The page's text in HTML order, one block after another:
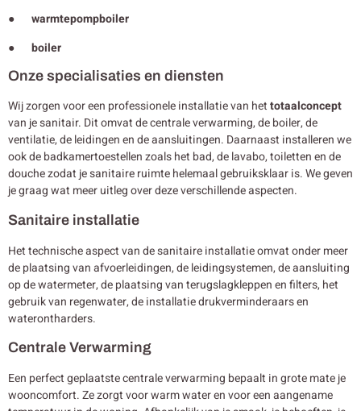
● warmtepompboiler
● boiler
Onze specialisaties en diensten
Wij zorgen voor een professionele installatie van hettotaalconcept
van je sanitair. Dit omvat de centrale verwarming, de boiler, de
ventilatie, de leidingen en de aansluitingen. Daarnaast installeren we
ook de badkamertoestellen zoals het bad, de lavabo, toiletten en de
douche zodat je sanitaire ruimte helemaal gebruiksklaar is. We geven
je graag wat meer uitleg over deze verschillende aspecten.
Sanitaire installatie
Het technische aspect van de sanitaire installatie omvat onder meer
de plaatsing van afvoerleidingen, de leidingsystemen, de aansluiting
op de watermeter, de plaatsing van terugslagkleppen en filters, het
gebruik van regenwater, de installatie drukverminderaars en
waterontharders.
Centrale Verwarming
Een perfect geplaatste centrale verwarming bepaalt in grote mate je
wooncomfort. Ze zorgt voor warm water en voor een aangename